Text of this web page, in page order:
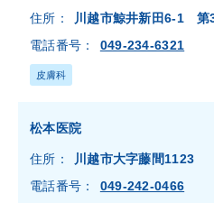
住所：
川越市鯨井新田6-1 第
電話番号：
049-234-6321
皮膚科
松本医院
住所：
川越市大字藤間1123
電話番号：
049-242-0466